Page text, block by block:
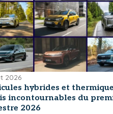
2026
hybrides et
incontournables du
2026